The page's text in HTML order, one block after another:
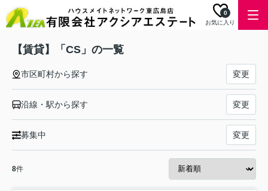
お気に入り
0
【賃貸】「CS」の一覧
市区町村から探す 変更
沿線・駅から探す 変更
募集中 変更
8件